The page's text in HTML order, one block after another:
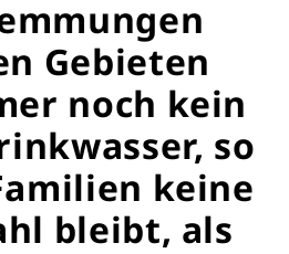
Gebieten
noch kein
so
keine
bleibt, als